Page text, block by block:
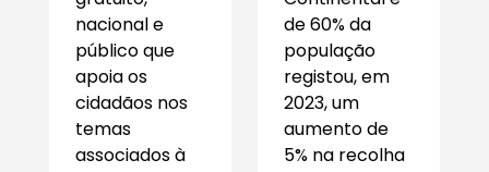
nacional e
público que
apoia os
cidadãos nos
temas
associados à
de 60% da
população
registou, em
2023, um
aumento de
5% na recolha